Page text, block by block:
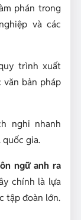
phán trong
và các
trình xuất
văn bản pháp
nghi nhanh
gia.
ngữ anh ra
chính là lựa
tập đoàn lớn.